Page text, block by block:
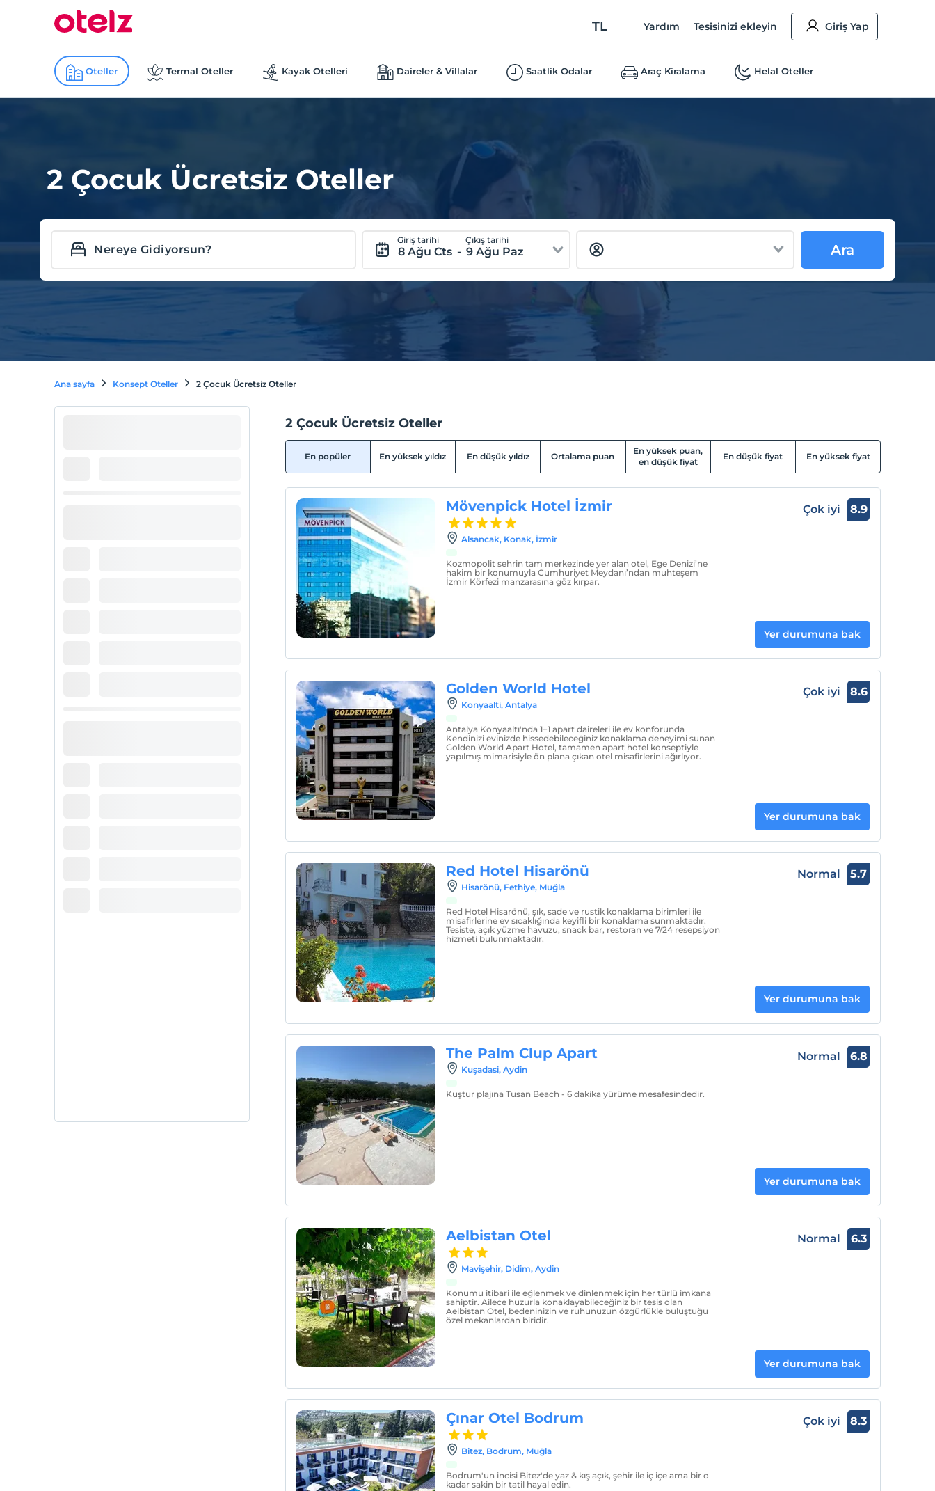
TL Yardım Tesisinizi ekleyin Giriş Yap
Oteller Termal Oteller Kayak Otelleri Daireler & Villalar Saatlik Odalar Araç Kiralama Helal Oteller
2 Çocuk Ücretsiz Oteller
Giriş tarihi
8 Ağu Cts -
Çıkış tarihi
9 Ağu Paz Ara
Ana sayfa Konsept Oteller 2 Çocuk Ücretsiz Oteller
2 Çocuk Ücretsiz Oteller
En popüler En yüksek yıldız En düşük yıldız Ortalama puan
En yüksek puan,
en düşük fiyat
En düşük fiyat En yüksek fiyat
Mövenpick Hotel İzmir
Alsancak, Konak, İzmir
Kozmopolit sehrin tam merkezinde yer alan otel, Ege Denizi’ne
hakim bir konumuyla Cumhuriyet Meydanı’ndan muhteşem
İzmir Körfezi manzarasına göz kırpar.
Çok iyi 8.9
Yer durumuna bak
Golden World Hotel
Konyaalti, Antalya
Antalya Konyaaltı'nda 1+1 apart daireleri ile ev konforunda
Kendinizi evinizde hissedebileceğiniz konaklama deneyimi sunan
Golden World Apart Hotel, tamamen apart hotel konseptiyle
yapılmış mimarisiyle ön plana çıkan otel misafirlerini ağırlıyor.
Çok iyi 8.6
Yer durumuna bak
Red Hotel Hisarönü
Hisarönü, Fethiye, Muğla
Red Hotel Hisarönü, şık, sade ve rustik konaklama birimleri ile
misafirlerine ev sıcaklığında keyifli bir konaklama sunmaktadır.
Tesiste, açık yüzme havuzu, snack bar, restoran ve 7/24 resepsiyon
hizmeti bulunmaktadır.
Normal 5.7
Yer durumuna bak
The Palm Clup Apart
Kuşadasi, Aydin
Kuştur plajına Tusan Beach - 6 dakika yürüme mesafesindedir.
Normal 6.8
Yer durumuna bak
Aelbistan Otel
Mavişehir, Didim, Aydin
Konumu itibari ile eğlenmek ve dinlenmek için her türlü imkana
sahiptir. Ailece huzurla konaklayabileceğiniz bir tesis olan
Aelbistan Otel, bedeninizin ve ruhunuzun özgürlükle buluştuğu
özel mekanlardan biridir.
Normal 6.3
Yer durumuna bak
Çınar Otel Bodrum
Bitez, Bodrum, Muğla
Bodrum'un incisi Bitez'de yaz & kış açık, şehir ile iç içe ama bir o
kadar sakin bir tatil hayal edin.
Çok iyi 8.3